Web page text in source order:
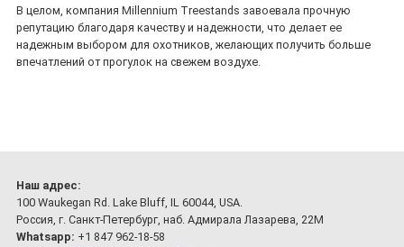
В целом, компания Millennium Treestands завоевала прочную
репутацию благодаря качеству и надежности, что делает ее
надежным выбором для охотников, желающих получить больше
впечатлений от прогулок на свежем воздухе.
Наш адрес:
100 Waukegan Rd. Lake Bluff, IL 60044, USA.
Россия, г. Санкт-Петербург, наб. Адмирала Лазарева, 22М
Whatsapp: +1 847 962-18-58